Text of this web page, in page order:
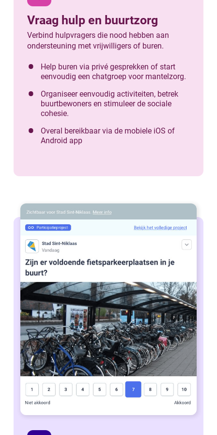
Vraag hulp en buurtzorg
Verbind hulpvragers die nood hebben aan
ondersteuning met vrijwilligers of buren.
Help buren via privé gesprekken of start
eenvoudig een chatgroep voor mantelzorg.
Organiseer eenvoudig activiteiten, betrek
buurtbewoners en stimuleer de sociale
cohesie.
Overal bereikbaar via de mobiele iOS of
Android app